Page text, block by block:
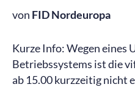
von FID Nordeuropa
Kurze Info: Wegen eines
Betriebssystems ist die
ab 15.00 kurzzeitig nicht